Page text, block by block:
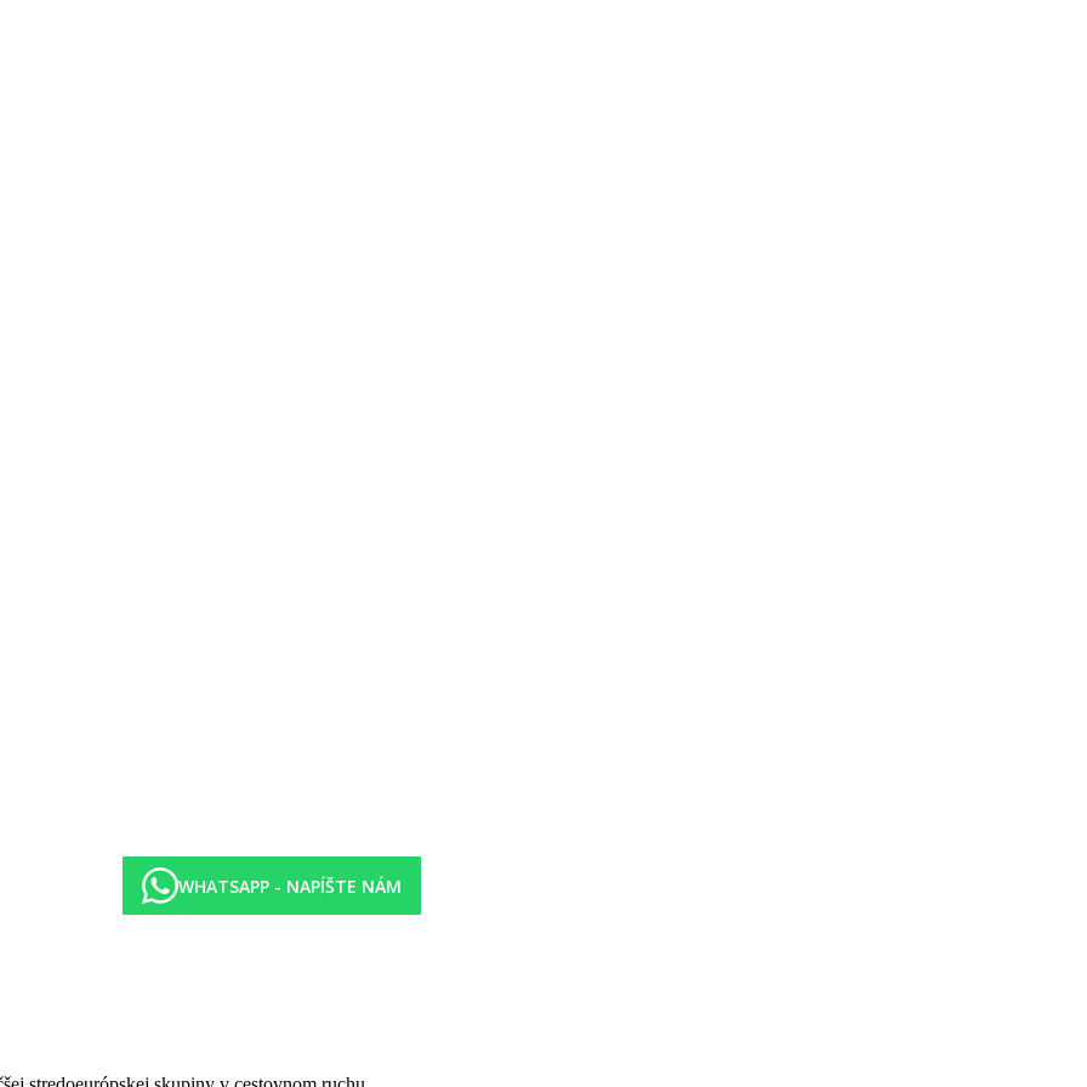
vybavenie)
obed formou bufetu, 18.45–21.30 večera formou bufetu. Pri raňajkách filtrovaná káva, čaj, voda, pri obede a večeri nealkoholické
WHATSAPP - NAPÍŠTE NÁM